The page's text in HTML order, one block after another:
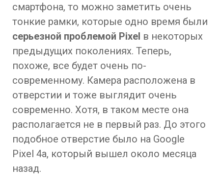
смартфона, то можно заметить очень
тонкие рамки, которые одно время были
серьезной проблемой Pixel в некоторых
предыдущих поколениях. Теперь,
похоже, все будет очень по-
современному. Камера расположена в
отверстии и тоже выглядит очень
современно. Хотя, в таком месте она
располагается не в первый раз. До этого
подобное отверстие было на Google
Pixel 4a, который вышел около месяца
назад.